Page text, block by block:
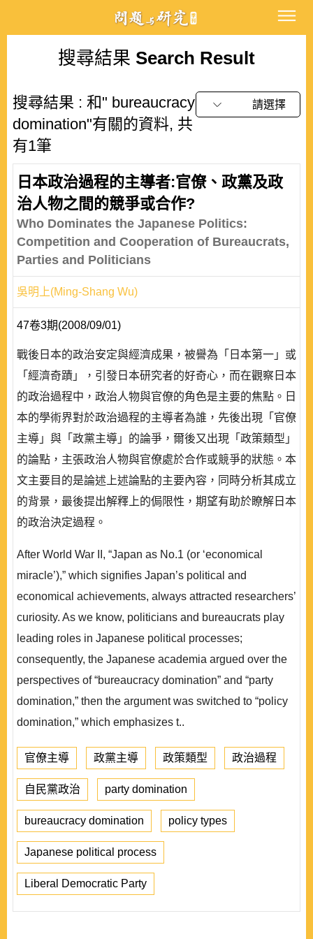
搜尋結果 Search Result
搜尋結果 : 和" bureaucracy
domination"有關的資料, 共
有1筆
請選擇
日本政治過程的主導者:官僚、政黨及政
治人物之間的競爭或合作?
Who Dominates the Japanese Politics:
Competition and Cooperation of Bureaucrats,
Parties and Politicians
吳明上(Ming-Shang Wu)
47卷3期(2008/09/01)
戰後日本的政治安定與經濟成果，被譽為「日本第一」或
「經濟奇蹟」，引發日本研究者的好奇心，而在觀察日本
的政治過程中，政治人物與官僚的角色是主要的焦點。日
本的學術界對於政治過程的主導者為誰，先後出現「官僚
主導」與「政黨主導」的論爭，爾後又出現「政策類型」
的論點，主張政治人物與官僚處於合作或競爭的狀態。本
文主要目的是論述上述論點的主要內容，同時分析其成立
的背景，最後提出解釋上的侷限性，期望有助於瞭解日本
的政治決定過程。
After World War ΙΙ, “Japan as No.1 (or ‘economical
miracle’),” which signifies Japan’s political and
economical achievements, always attracted researchers’
curiosity. As we know, politicians and bureaucrats play
leading roles in Japanese political processes;
consequently, the Japanese academia argued over the
perspectives of “bureaucracy domination” and “party
domination,” then the argument was switched to “policy
domination,” which emphasizes t..
官僚主導 政黨主導 政策類型 政治過程
自民黨政治 party domination
bureaucracy domination policy types
Japanese political process
Liberal Democratic Party